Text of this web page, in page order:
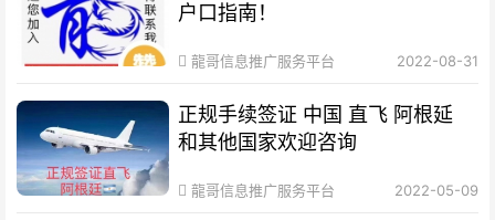
户口指南！
龍哥信息推广服务平台 2022-08-31
正规手续签证 中国 直飞 阿根延
和其他国家欢迎咨询
龍哥信息推广服务平台 2022-05-09